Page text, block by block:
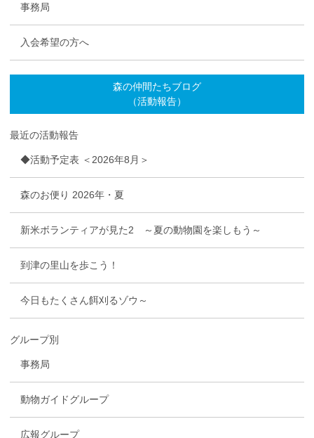
事務局
入会希望の方へ
森の仲間たちブログ
（活動報告）
最近の活動報告
◆活動予定表 ＜2026年8月＞
森のお便り 2026年・夏
新米ボランティアが見た2 ～夏の動物園を楽しもう～
到津の里山を歩こう！
今日もたくさん餌刈るゾウ～
グループ別
事務局
動物ガイドグループ
広報グループ